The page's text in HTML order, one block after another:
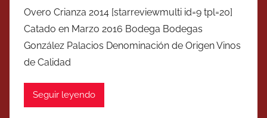
Overo Crianza 2014 [starreviewmulti id=9 tpl=20]
Catado en Marzo 2016 Bodega Bodegas
González Palacios Denominación de Origen Vinos
de Calidad
Seguir leyendo